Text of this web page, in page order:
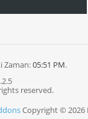
Zaman:05:51 PM.
reserved.
Copyright © 2026